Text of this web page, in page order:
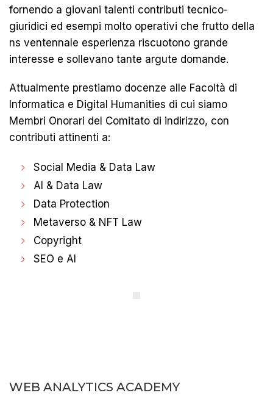
fornendo a giovani talenti contributi tecnico-
giuridici ed esempi molto operativi che frutto della
ns ventennale esperienza riscuotono grande
interesse e sollevano tante argute domande.
Attualmente prestiamo docenze alle Facoltà di
Informatica e Digital Humanities di cui siamo
Membri Onorari del Comitato di indirizzo, con
contributi attinenti a:
Social Media & Data Law
AI & Data Law
Data Protection
Metaverso & NFT Law
Copyright
SEO e AI
WEB ANALYTICS ACADEMY